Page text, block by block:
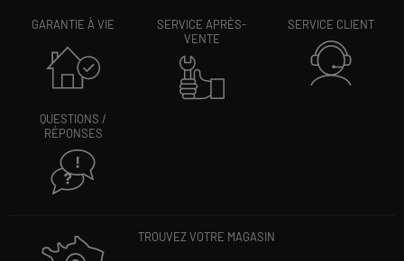
GARANTIE À VIE
SERVICE APRÈS-
VENTE
SERVICE CLIENT
QUESTIONS /
RÉPONSES
TROUVEZ VOTRE MAGASIN